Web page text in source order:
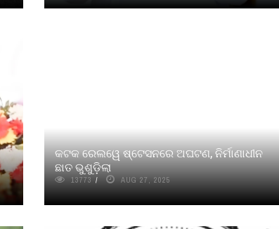
କଟକ ରେଲୱେ ଷ୍ଟେସନରେ ଅଘଟଣ, ନିର୍ମାଣାଧୀନ
ଛାତ ଭୁଶୁଡ଼ିଲା
13773 AUG 27, 2025